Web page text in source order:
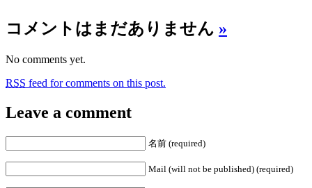
コメントはまだありません »
No comments yet.
RSS feed for comments on this post.
Leave a comment
名前 (required)
Mail (will not be published) (required)